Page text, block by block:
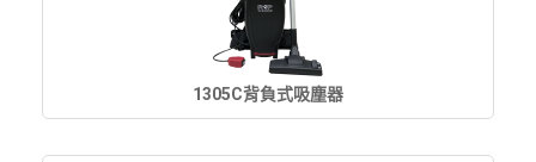
1305C背負式吸塵器